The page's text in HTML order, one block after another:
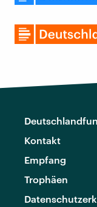
Kontakt
Empfang
Trophäen